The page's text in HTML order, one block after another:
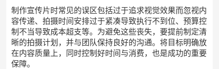
制作宣传片时常见的误区包括过于追求视觉效果而忽视内
容传递、拍摄时间安排过于紧凑导致执行不到位、预算控
制不当导致成本超支等。为避免这些丧失，要提前制定清
晰的拍摄计划，并与团队保持良好的沟通。将目标明确放
在内容质量上，同时控制好时间与消费，也是成功的重要
保障。